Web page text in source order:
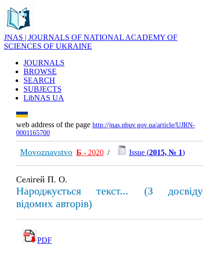
JNAS | JOURNALS OF NATIONAL ACADEMY OF
SCIENCES OF UKRAINE
JOURNALS
BROWSE
SEARCH
SUBJECTS
LibNAS UA
web address of the page http://jnas.nbuv.gov.ua/article/UJRN-
0001165700
Movoznavstvo Б - 2020 / Issue (2015, № 1)
Селігей П. О.
Народжується текст... (З досвіду
відомих авторів)
PDF